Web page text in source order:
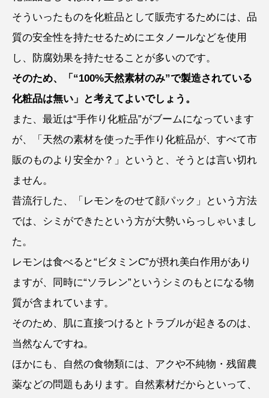
そういったものを化粧品として販売するためには、品
質の安全性を持たせるためにエタノールなどを使用
し、防腐効果を持たせることが多いのです。
そのため、「“100%天然素材のみ”で製造されている
化粧品は無い」と考えてよいでしょう。
また、最近は“手作り化粧品”がブームになっています
が、「天然の素材を使った手作り化粧品が、すべて市
販のものより安全か？」というと、そうとは言い切れ
ません。
昔流行した、「レモンをのせて顔パック」という方法
では、シミができたという方が大勢いらっしゃいまし
た。
レモンは食べると“ビタミンC”が摂れ美白作用があり
ますが、同時に“ソラレン”というシミのもとになる物
質が含まれています。
そのため、肌に直接つけるとトラブルが起きるのは、
当然なんですね。
ほかにも、自然の食物類には、アクや不純物・残留農
薬などの問題もあります。自然素材だからといって、